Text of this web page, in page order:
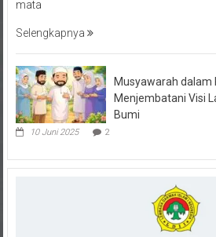
Menjembatani Visi
Bumi
10 Juni 2025 2